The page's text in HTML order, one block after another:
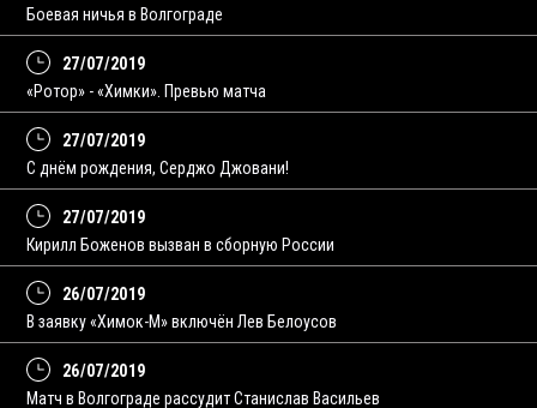
Боевая ничья в Волгограде
27/07/2019
«Ротор» - «Химки». Превью матча
27/07/2019
С днём рождения, Серджо Джовани!
27/07/2019
Кирилл Боженов вызван в сборную России
26/07/2019
В заявку «Химок-М» включён Лев Белоусов
26/07/2019
Матч в Волгограде рассудит Станислав Васильев